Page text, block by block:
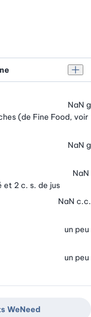
(de Fine Food, voir
NaN g
NaN g
et 2 c. s. de jus
NaN
NaN c.c.
un peu
un peu
WeNeed